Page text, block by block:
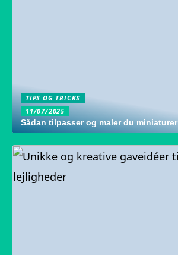
TIPS OG TRICKS
11/07/2025
Sådan tilpasser og maler du miniaturer